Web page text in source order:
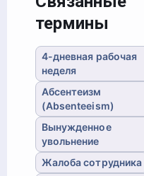
термины
4-дневная рабочая
неделя
Абсентеизм
(Absenteeism)
Вынужденное
увольнение
Жалоба сотрудника